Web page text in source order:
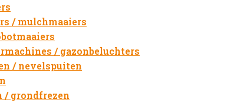
/ mulchmaaiers
/ gazonbeluchters
/ nevelspuiten
/ grondfrezen